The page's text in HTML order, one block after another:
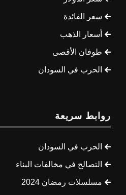
سعر الفائدة
أسعار الذهب
طوفان الأقصى
الحرب في السودان
روابط سريعة
الحرب في السودان
التصالح في مخالفات البناء
مسلسلات رمضان 2024